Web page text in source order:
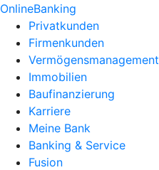
OnlineBanking
Privatkunden
Firmenkunden
Vermögensmanagement
Immobilien
Baufinanzierung
Karriere
Meine Bank
Banking & Service
Fusion